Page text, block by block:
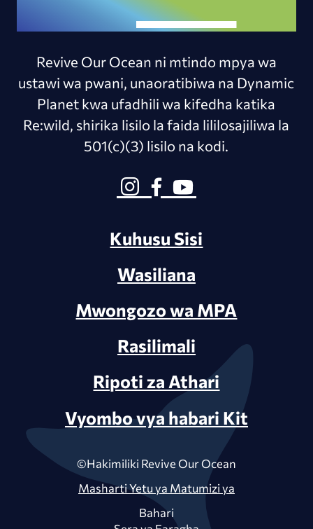
Revive Our Ocean ni mtindo mpya wa
ustawi wa pwani, unaoratibiwa na Dynamic
Planet kwa ufadhili wa kifedha katika
Re:wild, shirika lisilo la faida lililosajiliwa la
501(c)(3) lisilo na kodi.
Kuhusu Sisi
Wasiliana
Mwongozo wa MPA
Rasilimali
Ripoti za Athari
Vyombo vya habari Kit
©Hakimiliki Revive Our Ocean
Masharti Yetu ya Matumizi ya
Bahari